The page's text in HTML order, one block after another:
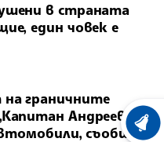
в страната
един човек е
граничните
Андреево“
съобщи